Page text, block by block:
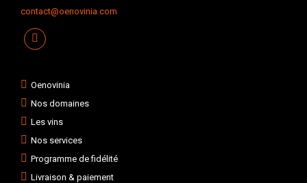
contact@oenovinia.com
Oenovinia
Nos domaines
Les vins
Nos services
Programme de fidélité
Livraison & paiement